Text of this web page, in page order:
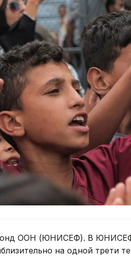
ООН (ЮНИСЕФ). В ЮНИСЕФ
на одной трети